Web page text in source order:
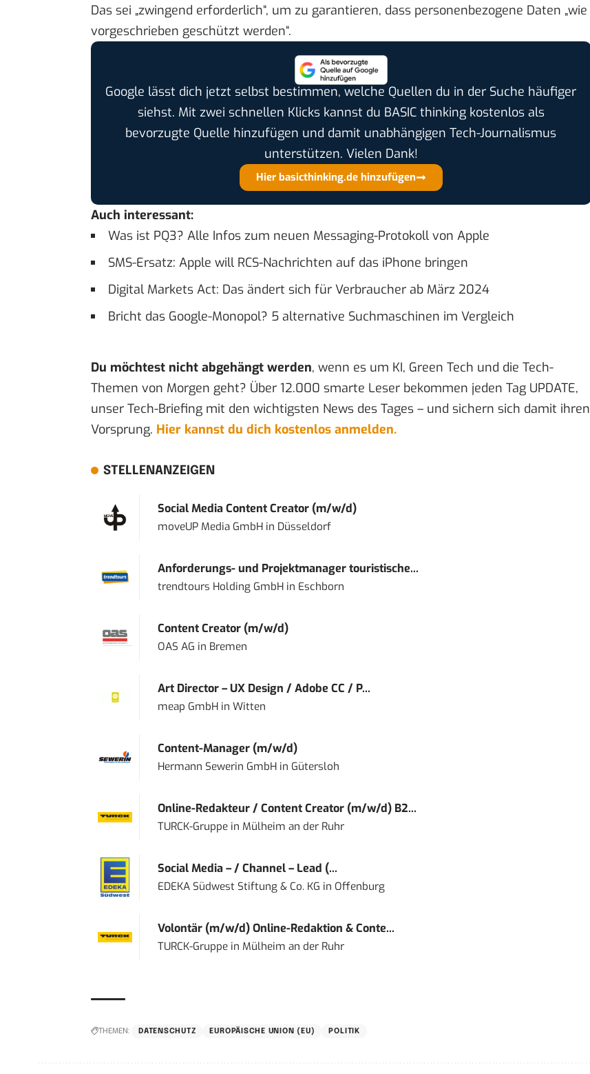
Das sei „zwingend erforderlich“, um zu garantieren, dass personenbezogene Daten „wie
vorgeschrieben geschützt werden“.
Google lässt dich jetzt selbst bestimmen, welche Quellen du in der Suche häufiger
siehst. Mit zwei schnellen Klicks kannst du BASIC thinking kostenlos als
bevorzugte Quelle hinzufügen und damit unabhängigen Tech-Journalismus
unterstützen. Vielen Dank!
Hier basicthinking.de hinzufügen
Auch interessant:
Was ist PQ3? Alle Infos zum neuen Messaging-Protokoll von Apple
SMS-Ersatz: Apple will RCS-Nachrichten auf das iPhone bringen
Digital Markets Act: Das ändert sich für Verbraucher ab März 2024
Bricht das Google-Monopol? 5 alternative Suchmaschinen im Vergleich
Du möchtest nicht abgehängt werden, wenn es um KI, Green Tech und die Tech-
Themen von Morgen geht? Über 12.000 smarte Leser bekommen jeden Tag UPDATE,
unser Tech-Briefing mit den wichtigsten News des Tages – und sichern sich damit ihren
Vorsprung. Hier kannst du dich kostenlos anmelden.
STELLENANZEIGEN
Social Media Content Creator (m/w/d)
moveUP Media GmbHin Düsseldorf
Anforderungs- und Projektmanager touristische...
trendtours Holding GmbHin Eschborn
Content Creator (m/w/d)
OAS AG in Bremen
Art Director – UX Design / Adobe CC / P...
meap GmbHin Witten
Content-Manager (m/w/d)
Hermann Sewerin GmbHin Gütersloh
Online-Redakteur / Content Creator (m/w/d) B2...
TURCK-Gruppein Mülheim an der Ruhr
Social Media – / Channel – Lead (...
EDEKA Südwest Stiftung & Co. KG in Offenburg
Volontär (m/w/d) Online-Redaktion & Conte...
TURCK-Gruppein Mülheim an der Ruhr
THEMEN: DATENSCHUTZ EUROPÄISCHE UNION (EU) POLITIK